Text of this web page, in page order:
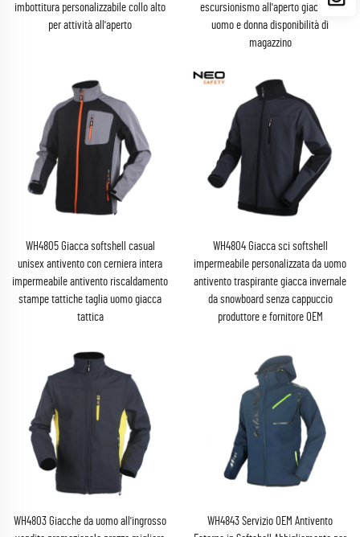
imbottitura personalizzabile collo alto
per attività all'aperto
escursionismo all'aperto giacca da
uomo e donna disponibilità di
magazzino
WH4805 Giacca softshell casual
unisex antivento con cerniera intera
impermeabile antivento riscaldamento
stampe tattiche taglia uomo giacca
tattica
WH4804 Giacca sci softshell
impermeabile personalizzata da uomo
antivento traspirante giacca invernale
da snowboard senza cappuccio
produttore e fornitore OEM
WH4803 Giacche da uomo all'ingrosso
WH4843 Servizio OEM Antivento